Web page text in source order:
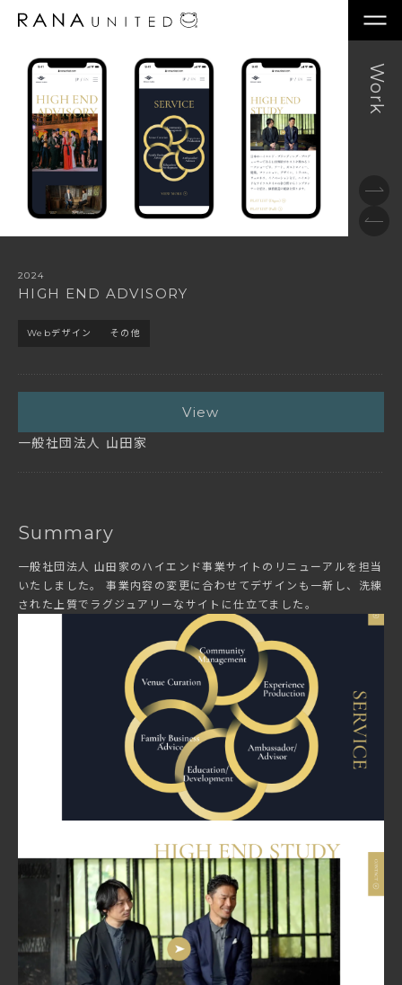
2024
HIGH END ADVISORY
Webデザイン その他
View
一般社団法人 山田家
Summary
一般社団法人 山田家のハイエンド事業サイトのリニューアルを担当
いたしました。 事業内容の変更に合わせてデザインも一新し、洗練
された上質でラグジュアリーなサイトに仕立てました。